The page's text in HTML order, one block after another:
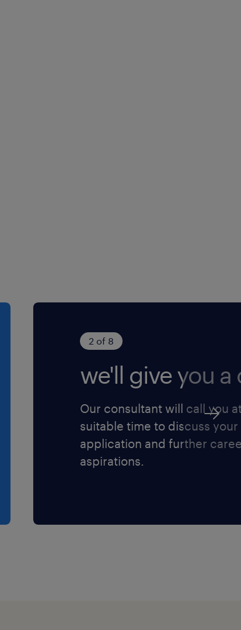
de Personnes
de 6 mois
2 of 8
we'll give you a
Our consultant will call you
suitable time to discuss your
application and further
aspirations.